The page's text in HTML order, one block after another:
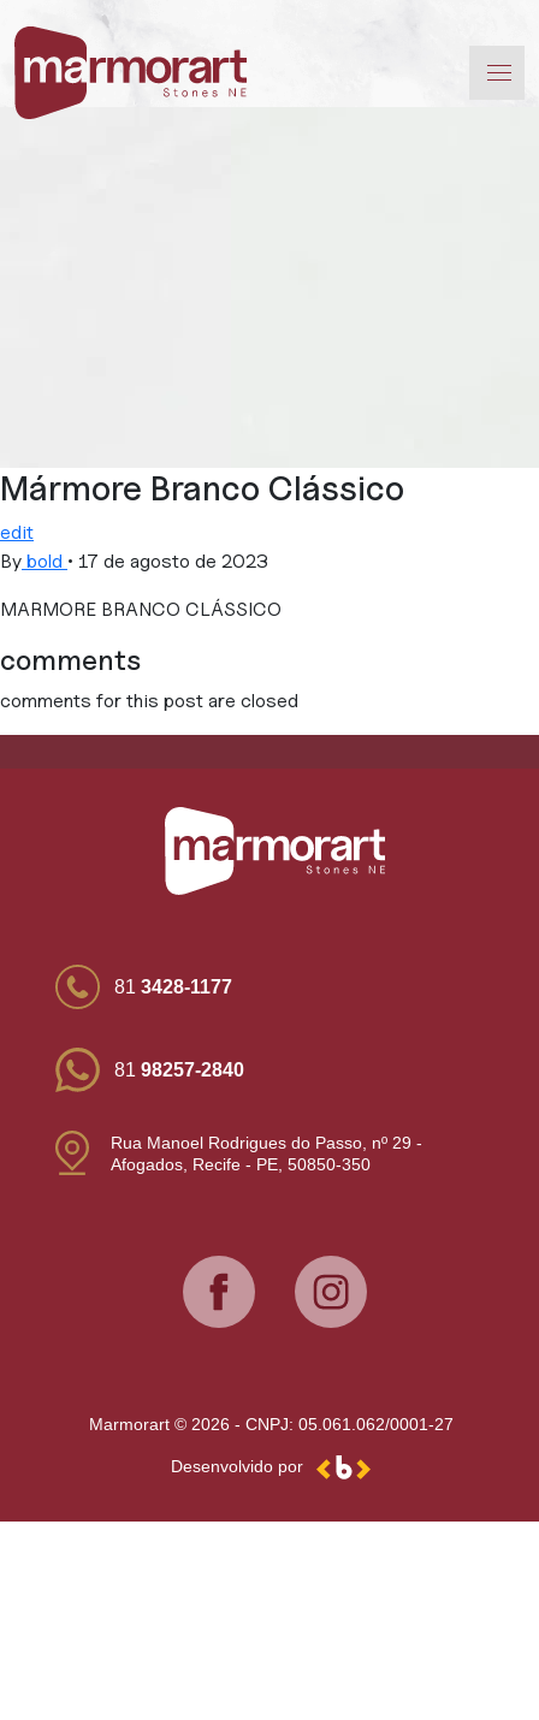
Mármore Branco Clássico
edit
By bold • 17 de agosto de 2023
MARMORE BRANCO CLÁSSICO
comments
comments for this post are closed
81 3428-1177
81 98257-2840
Rua Manoel Rodrigues do Passo, nº 29 -
Afogados, Recife - PE, 50850-350
Marmorart © 2026 - CNPJ: 05.061.062/0001-27
Desenvolvido por